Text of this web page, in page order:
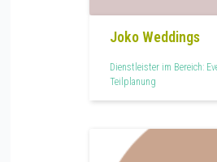
Joko Weddings
Dienstleister im Bereich:
Teilplanung